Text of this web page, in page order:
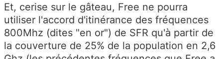
Et, cerise sur le gâteau, Free ne pourra
utiliser l'accord d'itinérance des fréquences
800Mhz (dites "en or") de SFR qu'à partir de
la couverture de 25% de la population en 2,6